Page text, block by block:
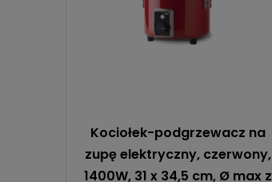
Kociołek-podgrzewacz na
zupę elektryczny, czerwony,
1400W, 31 x 34,5 cm, Ø max z